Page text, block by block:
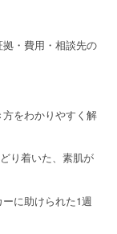
・費用・相談先の
をわかりやすく解
り着いた、素肌が
に助けられた1週